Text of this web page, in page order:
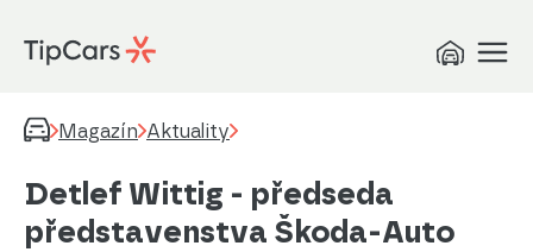
Magazín Aktuality
Detlef Wittig - předseda
představenstva Škoda-Auto